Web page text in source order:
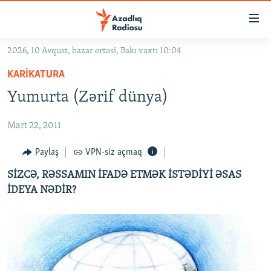
Əsas
qayıt
Əsas
qayıt
GÜNDƏM
KORRUPSIOMETR
#ƏSLINDƏ
FƏRQƏ BAX
QANUNI DOĞRU
ARAŞDIRMA
MULTIMEDIA
FOTOQALEREYA
RADIO ARXIV
OXU ZALI
HAQQIMIZDA
2026, 10 Avqust, bazar ertəsi, Bakı vaxtı 10:04
KARIKATURA
Yumurta (Zərif dünya)
Mart 22, 2011
Paylaş VPN-siz açmaq
SİZCƏ, RƏSSAMIN İFADƏ ETMƏK İSTƏDİYİ ƏSAS
İDEYA NƏDİR?